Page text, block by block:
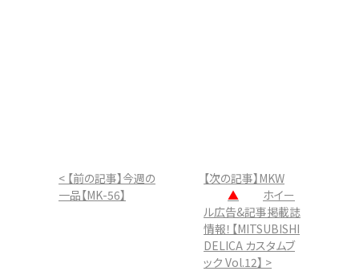
< 【前の記事】今週の
一品【MK-56】
【次の記事】MKW
▲
ホイー
ル広告&記事掲載誌
情報！【MITSUBISHI
DELICA カスタムブ
ック Vol.12】 >